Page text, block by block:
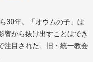
30年。「オウムの子」は
響から抜け出すことはでき
注目された、旧・統一教会